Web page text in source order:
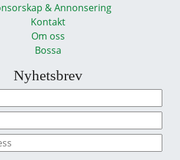
& Annonsering
Kontakt
Om oss
Bossa
Nyhetsbrev